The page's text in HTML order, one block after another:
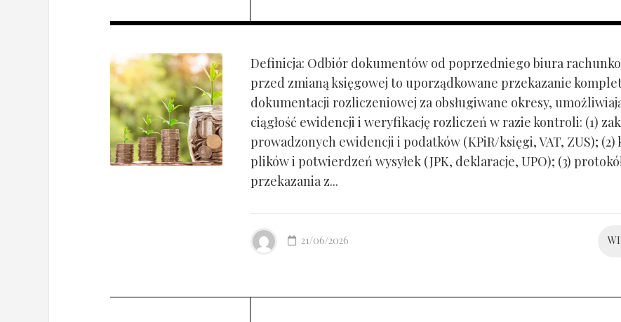
Definicja: Odbiór dokumentów od poprzedniego biura
przed zmianą księgowej to uporządkowane przekazanie
dokumentacji rozliczeniowej za obsługiwane okresy,
ciągłość ewidencji i weryfikację rozliczeń w razie kontroli: (1)
prowadzonych ewidencji i podatków (KPiR/księgi, VAT, ZUS);
plików i potwierdzeń wysyłek (JPK, deklaracje, UPO); (3)
przekazania z...
21/06/2026